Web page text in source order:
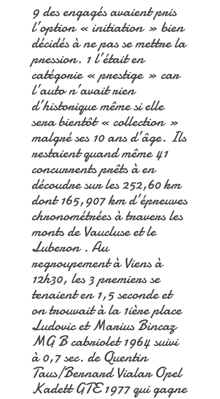
9 des engagés avaient pris
l’option « initiation » bien
décidés à ne pas se mettre la
pression. 1 l’était en
catégorie « prestige » car
l’auto n’avait rien
d’historique même si elle
sera bientôt « collection »
malgré ses 10 ans d’âge. Ils
restaient quand même 41
concurrents prêts à en
découdre sur les 252,60 km
dont 165,907 km d’épreuves
chronométrées à travers les
monts de Vaucluse et le
Luberon . Au
regroupement à Viens à
12h30, les 3 premiers se
tenaient en 1,5 seconde et
on trouvait à la 1ière place
Ludovic et Marius Bincaz
MG B cabriolet 1964 suivi
à 0,7 sec. de Quentin
Taus/Bernard Vialar Opel
Kadett GTE 1977 qui gagne